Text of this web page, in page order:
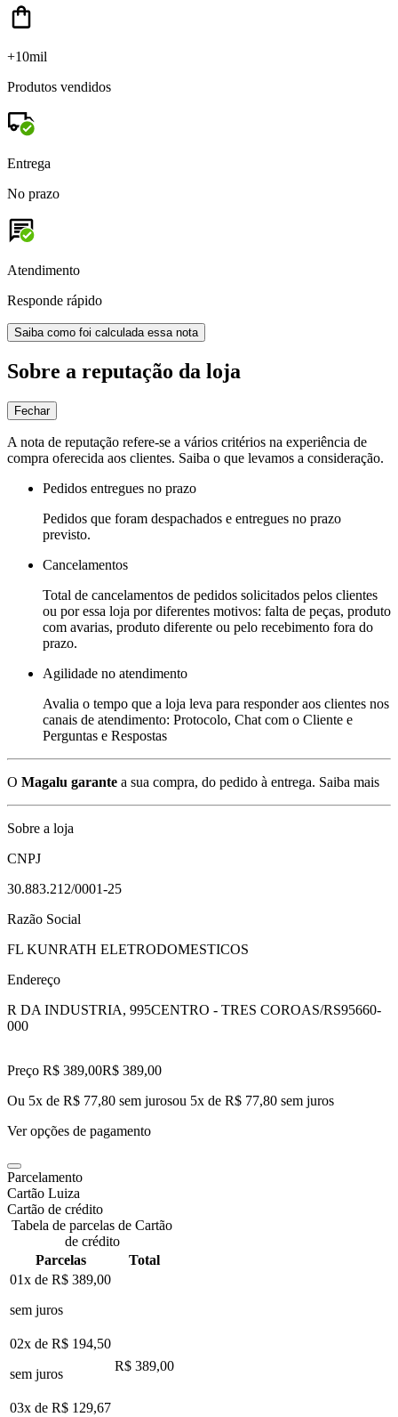
+10mil
Produtos vendidos
Entrega
No prazo
Atendimento
Responde rápido
Saiba como foi calculada essa nota
Sobre a reputação da loja
Fechar
A nota de reputação refere-se a vários critérios na experiência de
compra oferecida aos clientes. Saiba o que levamos a consideração.
Pedidos entregues no prazo
Pedidos que foram despachados e entregues no prazo
previsto.
Cancelamentos
Total de cancelamentos de pedidos solicitados pelos clientes
ou por essa loja por diferentes motivos: falta de peças, produto
com avarias, produto diferente ou pelo recebimento fora do
prazo.
Agilidade no atendimento
Avalia o tempo que a loja leva para responder aos clientes nos
canais de atendimento: Protocolo, Chat com o Cliente e
Perguntas e Respostas
O Magalu garante a sua compra, do pedido à entrega. Saiba mais
Sobre a loja
CNPJ
30.883.212/0001-25
Razão Social
FL KUNRATH ELETRODOMESTICOS
Endereço
R DA INDUSTRIA, 995CENTRO - TRES COROAS/RS95660-
000
Preço R$ 389,00R$ 389,00
Ou 5x de R$ 77,80 sem jurosou 5x de R$ 77,80 sem juros
Ver opções de pagamento
Parcelamento
Cartão Luiza
Cartão de crédito
Tabela de parcelas de Cartão
de crédito
Parcelas
Total
01x de R$ 389,00
sem juros
02x de R$ 194,50
sem juros
R$ 389,00
03x de R$ 129,67